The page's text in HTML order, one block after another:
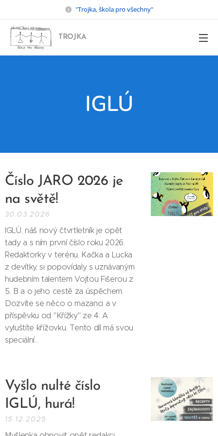
"Trojka, škola pro všechny"
TROJKA
IGLÚ
Číslo JARO 2026 je
na světě!
30.03.2026
IGLÚ, náš nový čtvrtletník je opět
tady a s ním první číslo roku 2026.
Redaktorky v terénu, Kačka a Lucka
z devítky, si popovídaly s uznávaným
hudebním talentem Vojtou Fišerou z
5. B a o jeho cestě za úspěchem.
Dozvíte se něco o mazanci a v
příspěvku od "Křížky" ze 4. A
vyluštíte křížovku. Tento díl má svou
speciální...
Vyšlo nulté číslo
IGLÚ, hurá!
15.12.2025